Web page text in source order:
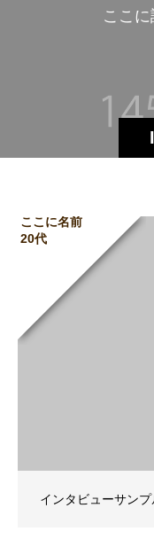
こ こ に
ここに名前
20代
インタビューサンプ